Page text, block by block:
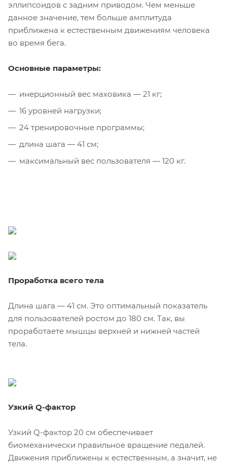
эллипсоидов с задним приводом. Чем меньше
данное значение, тем больше амплитуда
приближена к естественным движениям человека
во время бега.
Основные параметры:
инерционный вес маховика — 21 кг;
16 уровней нагрузки;
24 тренировочные программы;
длина шага — 41 см;
максимальный вес пользователя — 120 кг.
Проработка всего тела
Длина шага — 41 см. Это оптимальный показатель
для пользователей ростом до 180 см. Так, вы
проработаете мышцы верхней и нижней частей
тела.
Узкий Q-фактор
Узкий Q-фактор 20 см обеспечивает
биомеханически правильное вращение педалей.
Движения приближены к естественным, а значит, не